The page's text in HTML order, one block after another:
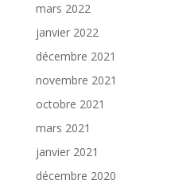
mars 2022
janvier 2022
décembre 2021
novembre 2021
octobre 2021
mars 2021
janvier 2021
décembre 2020